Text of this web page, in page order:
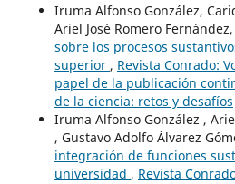
Iruma Alfonso González,
Ariel José Romero Fernández,
sobre los procesos
superior , Revista Conrado:
papel de la publicación
de la ciencia: retos y desafíos
Iruma Alfonso González ,
, Gustavo Adolfo Álvarez
integración de funciones
universidad , Revista